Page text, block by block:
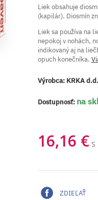
Liek obsahuje
(kapilár). Diosmín
Liek sa používa na
nepokoj v nohách,
indikovaný aj na
opuch konečníka.
Výrobca: KRKA d.d.
Dostupnosť: na
16,16 € s
ZDIEĽAŤ